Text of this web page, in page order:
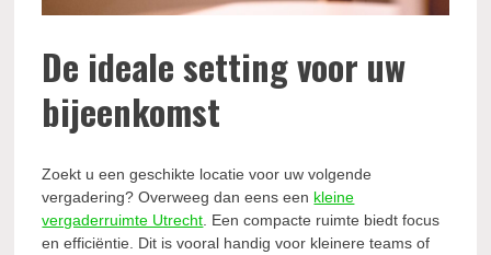
De ideale setting voor uw
bijeenkomst
Zoekt u een geschikte locatie voor uw volgende
vergadering? Overweeg dan eens een kleine
vergaderruimte Utrecht . Een compacte ruimte biedt focus
en efficiëntie. Dit is vooral handig voor kleinere teams of